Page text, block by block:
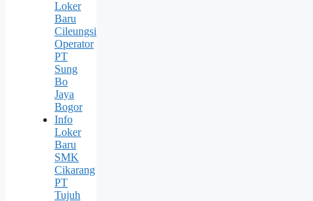
Loker
Baru
Cileungsi
Operator
PT
Sung
Bо
Jaya
Bogor
Info
Loker
Baru
SMK
Cikarang
PT
Tujuh